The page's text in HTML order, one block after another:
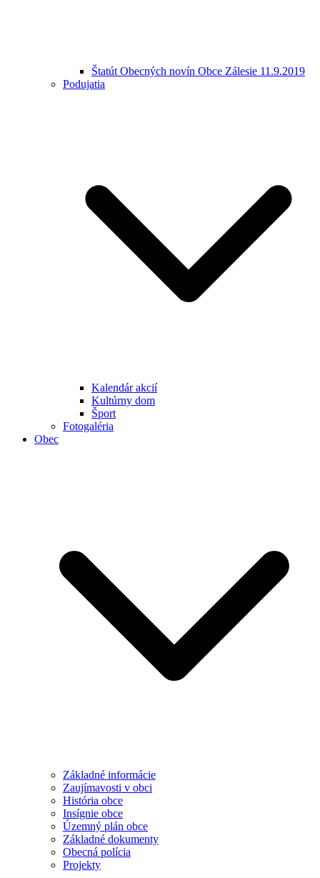
Štatút Obecných novín Obce Zálesie 11.9.2019
Podujatia
Kalendár akcií
Kultúrny dom
Šport
Fotogaléria
Obec
Základné informácie
Zaujímavosti v obci
História obce
Insígnie obce
Územný plán obce
Základné dokumenty
Obecná polícia
Projekty